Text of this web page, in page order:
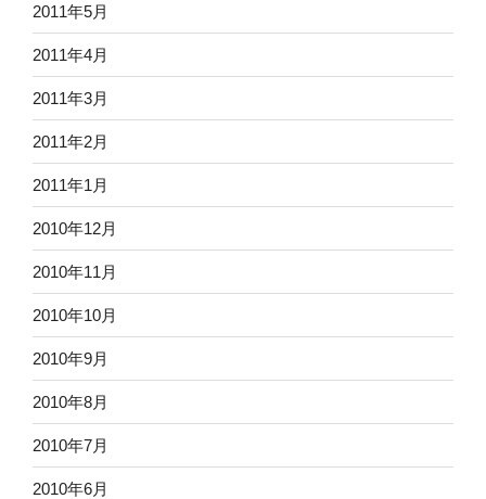
2011年5月
2011年4月
2011年3月
2011年2月
2011年1月
2010年12月
2010年11月
2010年10月
2010年9月
2010年8月
2010年7月
2010年6月